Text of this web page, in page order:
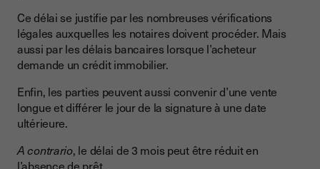
Ce délai se justifie par les nombreuses vérifications
légales auxquelles les notaires doivent procéder. Mais
aussi par les délais bancaires lorsque l’acheteur
demande un crédit immobilier.
Enfin, les parties peuvent aussi convenir d’une vente
longue et différer le jour de la signature à une date
ultérieure.
A contrario, le délai de 3 mois peut être réduit en